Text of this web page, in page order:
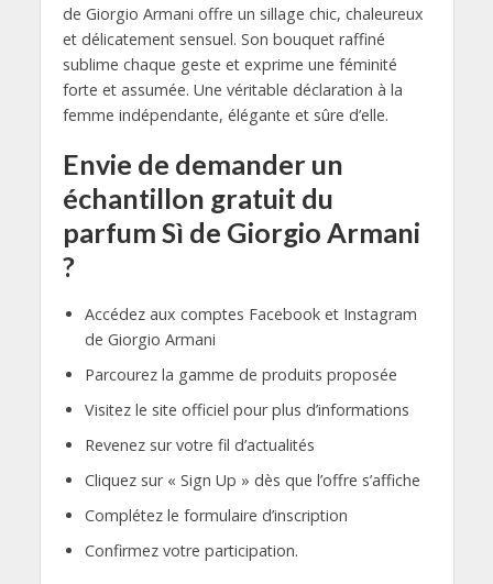
de Giorgio Armani offre un sillage chic, chaleureux
et délicatement sensuel. Son bouquet raffiné
sublime chaque geste et exprime une féminité
forte et assumée. Une véritable déclaration à la
femme indépendante, élégante et sûre d’elle.
Envie de demander un
échantillon gratuit du
parfum Sì de Giorgio Armani
?
Accédez aux comptes Facebook et Instagram
de Giorgio Armani
Parcourez la gamme de produits proposée
Visitez le site officiel pour plus d’informations
Revenez sur votre fil d’actualités
Cliquez sur « Sign Up » dès que l’offre s’affiche
Complétez le formulaire d’inscription
Confirmez votre participation.